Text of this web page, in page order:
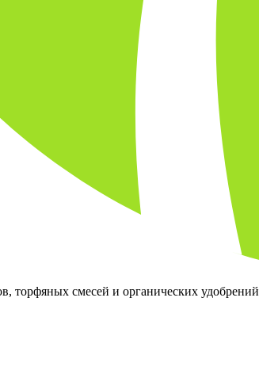
торфяных смесей и органических удобрений